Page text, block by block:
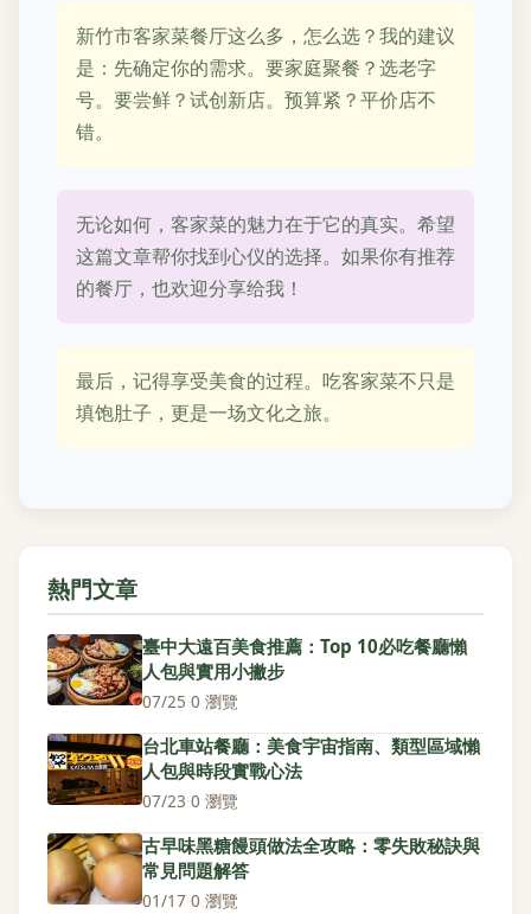
新竹市客家菜餐厅这么多，怎么选？我的建议
是：先确定你的需求。要家庭聚餐？选老字
号。要尝鲜？试创新店。预算紧？平价店不
错。
无论如何，客家菜的魅力在于它的真实。希望
这篇文章帮你找到心仪的选择。如果你有推荐
的餐厅，也欢迎分享给我！
最后，记得享受美食的过程。吃客家菜不只是
填饱肚子，更是一场文化之旅。
熱門文章
臺中大遠百美食推薦：Top 10必吃餐廳懶
人包與實用小撇步
07/25·0 瀏覽
台北車站餐廳：美食宇宙指南、類型區域懶
人包與時段實戰心法
07/23·0 瀏覽
古早味黑糖饅頭做法全攻略：零失敗秘訣與
常見問題解答
01/17·0 瀏覽